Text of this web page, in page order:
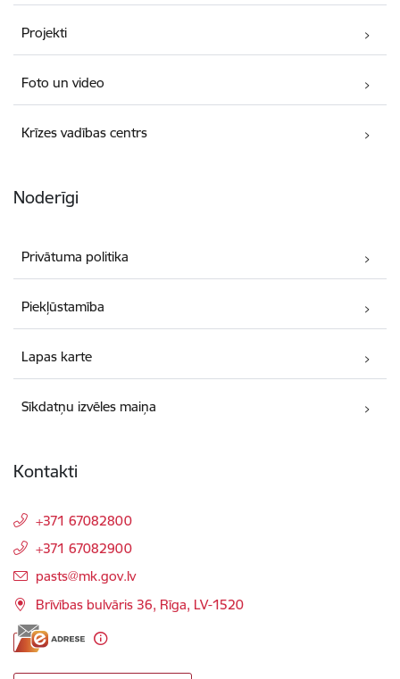
Projekti
Foto un video
Krīzes vadības centrs
Noderīgi
Privātuma politika
Piekļūstamība
Lapas karte
Sīkdatņu izvēles maiņa
Kontakti
+371 67082800
+371 67082900
E-pasts:
pasts@mk.gov.lv
Brīvības bulvāris 36, Rīga, LV-1520